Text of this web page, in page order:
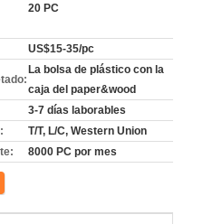
20 PC
US$15-35/pc
La bolsa de plástico con la
caja del paper&wood
3-7 días laborables
T/T, L/C, Western Union
8000 PC por mes